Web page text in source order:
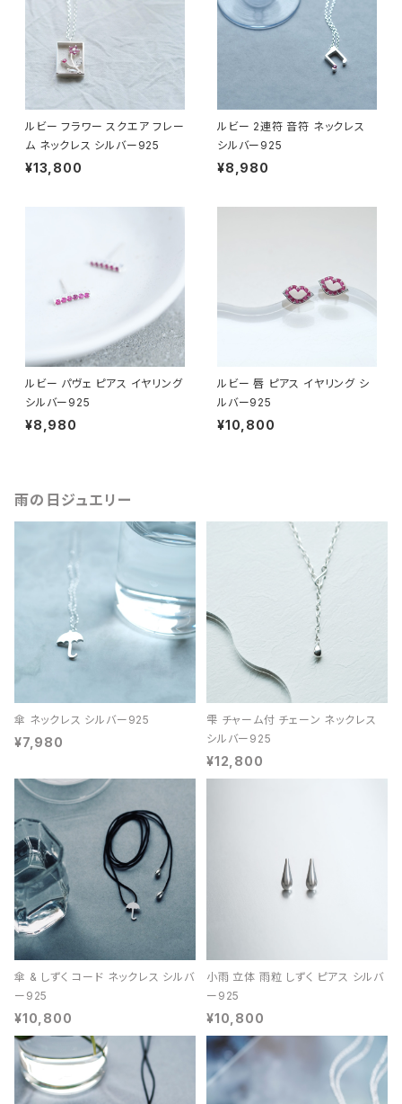
ルビー フラワー スクエア フレー
ム ネックレス シルバー925
¥13,800
ルビー 2連符 音符 ネックレス
シルバー925
¥8,980
ルビー パヴェ ピアス イヤリング
シルバー925
¥8,980
ルビー 唇 ピアス イヤリング シ
ルバー925
¥10,800
雨の日ジュエリー
傘 ネックレス シルバー925
¥7,980
雫 チャーム付 チェーン ネックレス
シルバー925
¥12,800
傘 & しずく コード ネックレス シルバ
ー925
¥10,800
小雨 立体 雨粒 しずく ピアス シルバ
ー925
¥10,800